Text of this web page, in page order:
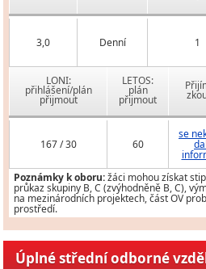
3,0 Denní 1
LONI:
přihlášení/plán
přijmout
LETOS:
plán
přijmout
167 / 30 60
se
Poznámky k oboru:žáci mohou získat
průkaz skupiny B, C (zvýhodněně B, C),
na mezinárodních projektech, část OV
prostředí.
Úplné střední odborné